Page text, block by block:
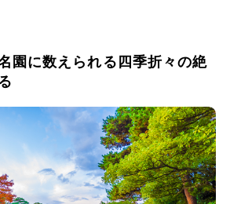
園に数えられる四季折々の絶